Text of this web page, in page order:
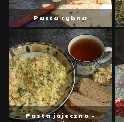
Pasta rybna
Pasta jajeczno -